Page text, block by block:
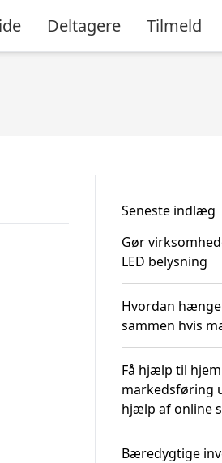
Deltagere Tilmeld
Seneste indlæg
Gør
LED belysning
Hvordan
sammen hvis
Få hjælp til
markedsføring
hjælp af online
Bæredygtige